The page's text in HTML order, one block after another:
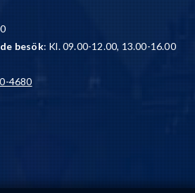
besök: Kl. 09.00-12.00, 13.00-16.00
4680